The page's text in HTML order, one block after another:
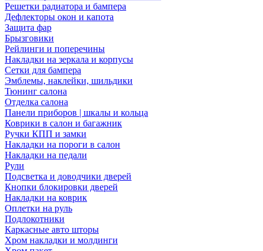
Решетки радиатора и бампера
Дефлекторы окон и капота
Защита фар
Брызговики
Рейлинги и поперечины
Накладки на зеркала и корпусы
Сетки для бампера
Эмблемы, наклейки, шильдики
Тюнинг салона
Отделка салона
Панели приборов | шкалы и кольца
Коврики в салон и багажник
Ручки КПП и замки
Накладки на пороги в салон
Накладки на педали
Рули
Подсветка и доводчики дверей
Кнопки блокировки дверей
Накладки на коврик
Оплетки на руль
Подлокотники
Каркасные авто шторы
Хром накладки и молдинги